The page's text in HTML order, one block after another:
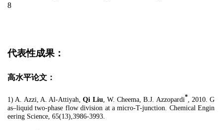
8
代表性成果 ：
高水平论文 ：
1) A. Azzi, A. Al-Attiyah,Qi Liu , W. Cheema, B.J. Azzopardi* , 2010. G
as–liquid two-phase flow division at a micro-T-junction. Chemical Engin
eering Science, 65(13),3986-3993.